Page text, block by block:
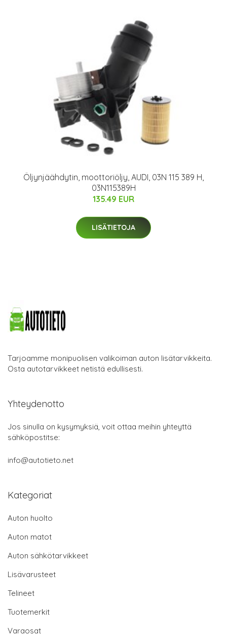
Öljynjäähdytin, moottoriöljy, AUDI, 03N 115 389 H,
03N115389H
135.49 EUR
LISÄTIETOJA
Tarjoamme monipuolisen valikoiman auton lisätarvikkeita.
Osta autotarvikkeet netistä edullisesti.
Yhteydenotto
Jos sinulla on kysymyksiä, voit ottaa meihin yhteyttä
sähköpostitse:
info@autotieto.net
Kategoriat
Auton huolto
Auton matot
Auton sähkötarvikkeet
Lisävarusteet
Telineet
Tuotemerkit
Varaosat